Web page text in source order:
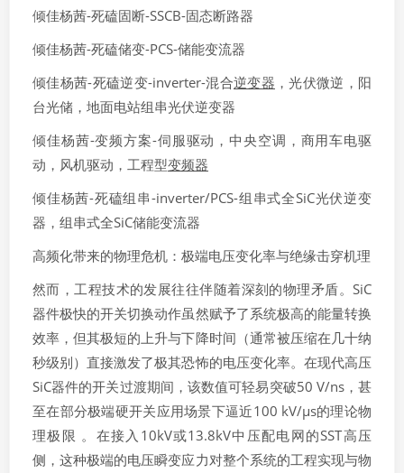
倾佳杨茜-死磕固断-SSCB-固态断路器
倾佳杨茜-死磕储变-PCS-储能变流器
倾佳杨茜-死磕逆变-inverter-混合逆变器 ，光伏微逆，阳
台光储，地面电站组串光伏逆变器
倾佳杨茜-变频方案-伺服驱动，中央空调，商用车电驱
动，风机驱动，工程型变频器
倾佳杨茜-死磕组串-inverter/PCS-组串式全SiC光伏逆变
器，组串式全SiC储能变流器
高频化带来的物理危机：极端电压变化率与绝缘击穿机理
然而，工程技术的发展往往伴随着深刻的物理矛盾。SiC
器件极快的开关切换动作虽然赋予了系统极高的能量转换
效率，但其极短的上升与下降时间（通常被压缩在几十纳
秒级别）直接激发了极其恐怖的电压变化率。在现代高压
SiC器件的开关过渡期间，该数值可轻易突破50 V/ns，甚
至在部分极端硬开关应用场景下逼近100 kV/μs的理论物
理极限 。在接入10kV或13.8kV中压配电网的SST高压
侧，这种极端的电压瞬变应力对整个系统的工程实现与物